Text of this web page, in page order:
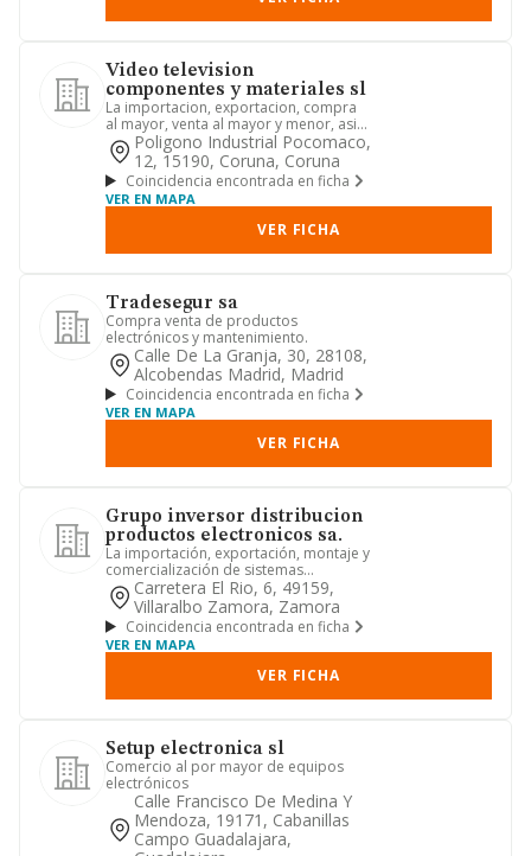
Video television
componentes y materiales sl
La importacion, exportacion, compra
al mayor, venta al mayor y menor, asi
como transporte y almacen...
Poligono Industrial Pocomaco,
12, 15190, Coruna, Coruna
Coincidencia encontrada en ficha
VER EN MAPA
VER FICHA
Tradesegur sa
Compra venta de productos
electrónicos y mantenimiento.
Calle De La Granja, 30, 28108,
Alcobendas Madrid, Madrid
Coincidencia encontrada en ficha
VER EN MAPA
VER FICHA
Grupo inversor distribucion
productos electronicos sa.
La importación, exportación, montaje y
comercialización de sistemas
informáticos, fabricación y com...
Carretera El Rio, 6, 49159,
Villaralbo Zamora, Zamora
Coincidencia encontrada en ficha
VER EN MAPA
VER FICHA
Setup electronica sl
Comercio al por mayor de equipos
electrónicos
Calle Francisco De Medina Y
Mendoza, 19171, Cabanillas
Campo Guadalajara,